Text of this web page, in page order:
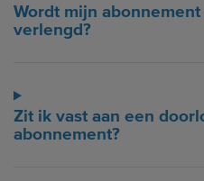
Wordt mijn
verlengd?
Zit ik vast aan een
abonnement?